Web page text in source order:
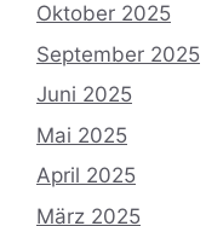
Oktober 2025
September 2025
Juni 2025
Mai 2025
April 2025
März 2025